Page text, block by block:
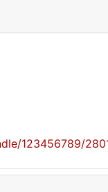
123456789/